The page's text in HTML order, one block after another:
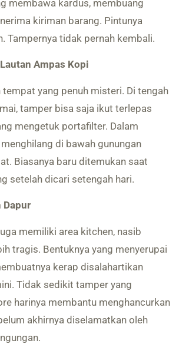
membawa kardus, membuang
kiriman barang. Pintunya
Tampernya tidak pernah kembali.
Ampas Kopi
yang penuh misteri. Di tengah
tamper bisa saja ikut terlepas
mengetuk portafilter. Dalam
di bawah gunungan
Biasanya baru ditemukan saat
setelah dicari setengah hari.
Dapur
memiliki area kitchen, nasib
tragis. Bentuknya yang menyerupai
kerap disalahartikan
Tidak sedikit tamper yang
harinya membantu menghancurkan
akhirnya diselamatkan oleh